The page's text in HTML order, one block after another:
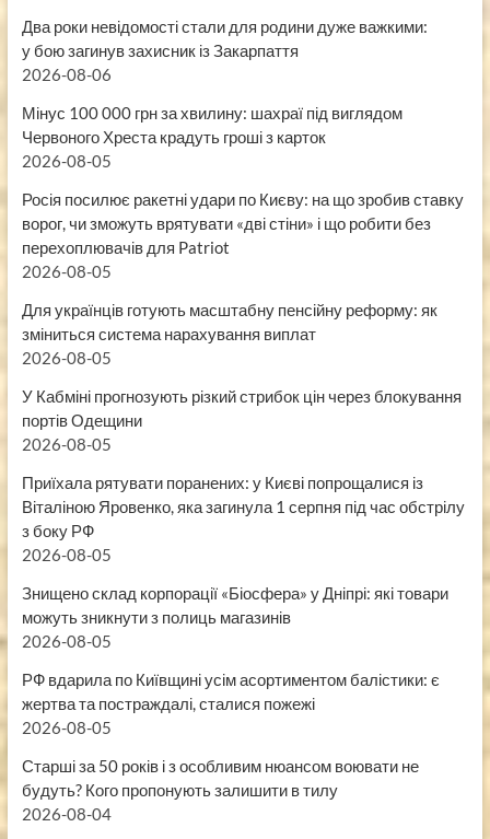
Два роки невідомості стали для родини дуже важкими:
у бою загинув захисник із Закарпаття
2026-08-06
Мінус 100 000 грн за хвилину: шахраї під виглядом
Червоного Хреста крадуть гроші з карток
2026-08-05
Росія посилює ракетні удари по Києву: на що зробив ставку
ворог, чи зможуть врятувати «дві стіни» і що робити без
перехоплювачів для Patriot
2026-08-05
Для українців готують масштабну пенсійну реформу: як
зміниться система нарахування виплат
2026-08-05
У Кабміні прогнозують різкий стрибок цін через блокування
портів Одещини
2026-08-05
Приїхала рятувати поранених: у Києві попрощалися із
Віталіною Яровенко, яка загинула 1 серпня під час обстрілу
з боку РФ
2026-08-05
Знищено склад корпорації «Біосфера» у Дніпрі: які товари
можуть зникнути з полиць магазинів
2026-08-05
РФ вдарила по Київщині усім асортиментом балістики: є
жертва та постраждалі, сталися пожежі
2026-08-05
Старші за 50 років і з особливим нюансом воювати не
будуть? Кого пропонують залишити в тилу
2026-08-04